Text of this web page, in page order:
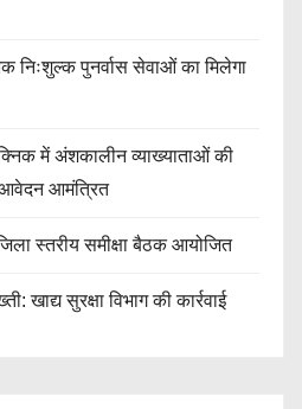
निःशुल्क पुनर्वास सेवाओं का मिलेगा
में अंशकालीन व्याख्याताओं की
आमंत्रित
स्तरीय समीक्षा बैठक आयोजित
खाद्य सुरक्षा विभाग की कार्रवाई